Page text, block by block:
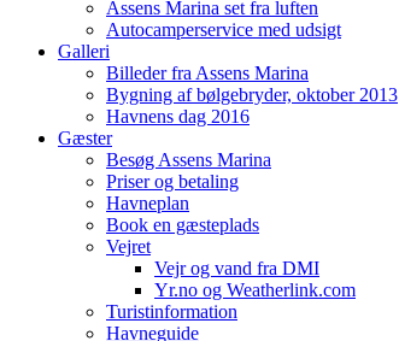
Assens Marina set fra luften
Autocamperservice med udsigt
Galleri
Billeder fra Assens Marina
Bygning af bølgebryder, oktober 2013
Havnens dag 2016
Gæster
Besøg Assens Marina
Priser og betaling
Havneplan
Book en gæsteplads
Vejret
Vejr og vand fra DMI
Yr.no og Weatherlink.com
Turistinformation
Havneguide